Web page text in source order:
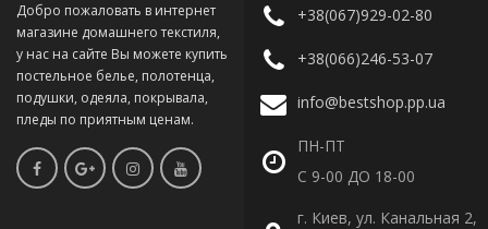
Добро пожаловать в интернет
магазине домашнего текстиля,
у нас на сайте Вы можете купить
постельное белье, полотенца,
подушки, одеяла, покрывала,
пледы по приятным ценам.
+38(067)929-02-80
+38(066)246-53-07
info@bestshop.pp.ua
ПН-ПТ
С 9-00 ДО 18-00
г. Киев, ул. Канальная 2,